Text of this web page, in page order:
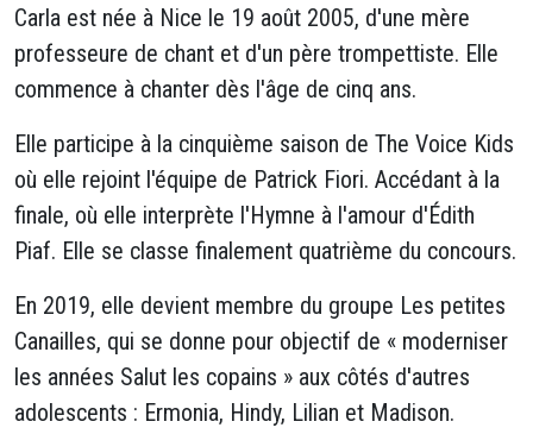
Carla est née à Nice le 19 août 2005, d'une mère
professeure de chant et d'un père trompettiste. Elle
commence à chanter dès l'âge de cinq ans.
Elle participe à la cinquième saison de The Voice Kids
où elle rejoint l'équipe de Patrick Fiori. Accédant à la
finale, où elle interprète l'Hymne à l'amour d'Édith
Piaf. Elle se classe finalement quatrième du concours.
En 2019, elle devient membre du groupe Les petites
Canailles, qui se donne pour objectif de « moderniser
les années Salut les copains » aux côtés d'autres
adolescents : Ermonia, Hindy, Lilian et Madison.